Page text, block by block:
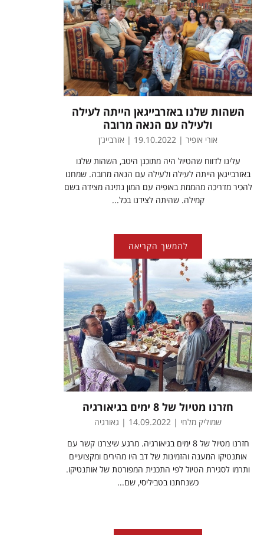
השהות שלנו באזרבייגאן הייתה לעילה
ולעילה עם הנאה מרובה
אורי אופיר | 19.10.2022 | אזרבייג'ן
עלינו לדווח שהטיול היה מתוכנן היטב, השהות שלנו
באזרבייגאן הייתה לעילה ולעילה עם הנאה מרובה. שמחנו
להכיר מדריכה מהממת באופיה עם המון נתינה מצידה בשם
קמילה. שהיתה לצידנו בכל...
להמשך הקריאה
חזרנו מטיול של 8 ימים בגיאורגיה
שמוליק מלחי | 14.09.2022 | גאורגיה
חזרנו מטיול של 8 ימים בגיאורגיה. מרגע שיצרנו קשר עם
אותנטיקו המענה והזמינות של דב היו מהירים ומקצועיים
ותרמו לסגירת הטיול לפי התכנית המפורטת של אותנטיקו.
כשנחתנו בטביליסי, שם...